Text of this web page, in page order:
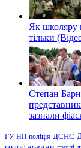
Як школяру
тільки
Степан
зазнали
ГУ НП поліція ДСНС